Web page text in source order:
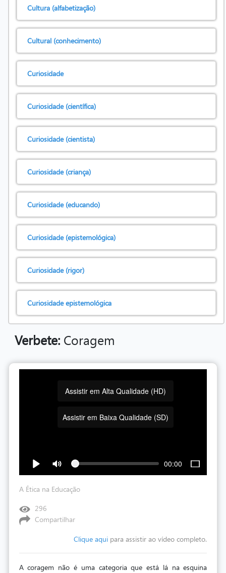
Cultura (alfabetização)
Cultural (conhecimento)
Curiosidade
Curiosidade (científica)
Curiosidade (cientista)
Curiosidade (criança)
Curiosidade (educando)
Curiosidade (epistemológica)
Curiosidade (rigor)
Curiosidade epistemológica
Verbete:Coragem
Assistir em Alta Qualidade (HD)
Assistir em Baixa Qualidade (SD)
00:00
A Ética na Educação
296
Compartilhar
Clique aqui para assistir ao vídeo completo.
A coragem não é uma categoria que está lá na esquina